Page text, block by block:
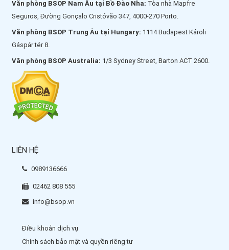
Văn phòng BSOP Nam Âu tại Bồ Đào Nha: Tòa nhà Mapfre
Seguros, Đường Gonçalo Cristóvão 347, 4000-270 Porto.
Văn phòng BSOP Trung Âu tại Hungary: 1114 Budapest Károli
Gáspár tér 8.
Văn phòng BSOP Australia: 1/3 Sydney Street, Barton ACT 2600.
LIÊN HỆ
0989136666
02462 808 555
info@bsop.vn
Điều khoản dịch vụ
Chính sách bảo mật và quyền riêng tư